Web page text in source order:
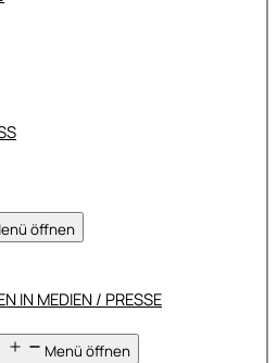
öffnen
IN MEDIEN / PRESSE
Menü öffnen